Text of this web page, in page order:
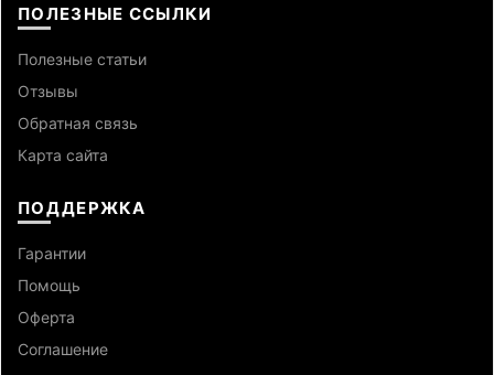
ПОЛЕЗНЫЕ ССЫЛКИ
Полезные статьи
Отзывы
Обратная связь
Карта сайта
ПОДДЕРЖКА
Гарантии
Помощь
Оферта
Cоглашение